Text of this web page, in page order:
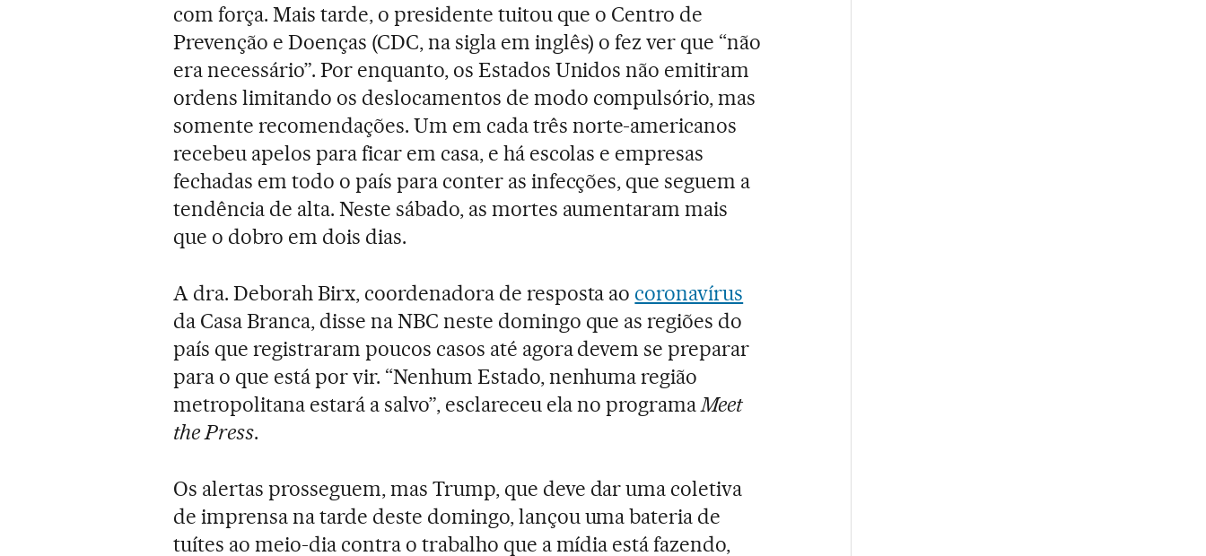
com força. Mais tarde, o presidente tuitou que o Centro de
Prevenção e Doenças (CDC, na sigla em inglês) o fez ver que “não
era necessário”. Por enquanto, os Estados Unidos não emitiram
ordens limitando os deslocamentos de modo compulsório, mas
somente recomendações. Um em cada três norte-americanos
recebeu apelos para ficar em casa, e há escolas e empresas
fechadas em todo o país para conter as infecções, que seguem a
tendência de alta. Neste sábado, as mortes aumentaram mais
que o dobro em dois dias.
A dra. Deborah Birx, coordenadora de resposta ao coronavírus
da Casa Branca, disse na NBC neste domingo que as regiões do
país que registraram poucos casos até agora devem se preparar
para o que está por vir. “Nenhum Estado, nenhuma região
metropolitana estará a salvo”, esclareceu ela no programaMeet
the Press.
Os alertas prosseguem, mas Trump, que deve dar uma coletiva
de imprensa na tarde deste domingo, lançou uma bateria de
tuítes ao meio-dia contra o trabalho que a mídia está fazendo,